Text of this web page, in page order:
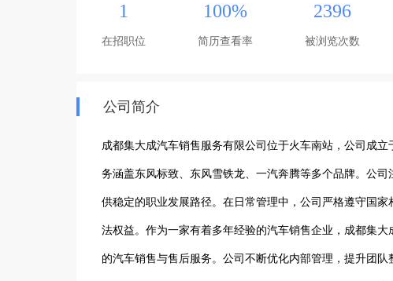
1
在招职位
100%
简历查看率
2396
被浏览次数
公司简介
成都集大成汽车销售服务有限公司位于火车南站，公司成
务涵盖东风标致、东风雪铁龙、一汽奔腾等多个品牌。公
供稳定的职业发展路径。在日常管理中，公司严格遵守国
法权益。作为一家有着多年经验的汽车销售企业，成都集
的汽车销售与售后服务。公司不断优化内部管理，提升团